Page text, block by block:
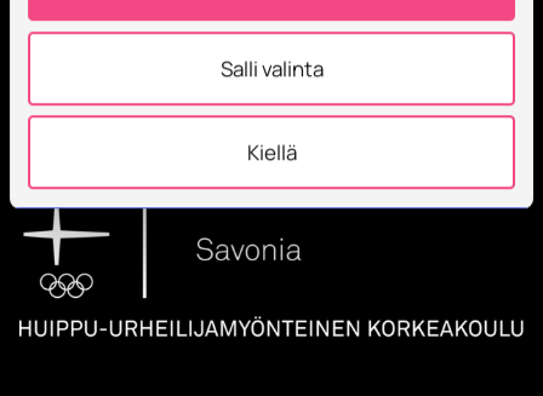
Salli valinta
Kiellä
Savonia on kansainvälinen työelämäläheinen
korkeakoulu, joka kouluttaa, tutkii, kehittää ja
Opiskelijoita + 9000